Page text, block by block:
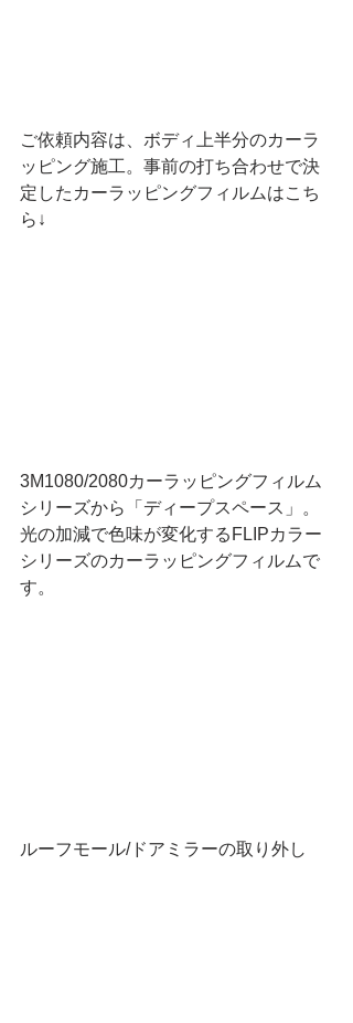
ご依頼内容は、ボディ上半分のカーラ
ッピング施工。事前の打ち合わせで決
定したカーラッピングフィルムはこち
ら↓
3M1080/2080カーラッピングフィルム
シリーズから「ディープスペース」。
光の加減で色味が変化するFLIPカラー
シリーズのカーラッピングフィルムで
す。
ルーフモール/ドアミラーの取り外し